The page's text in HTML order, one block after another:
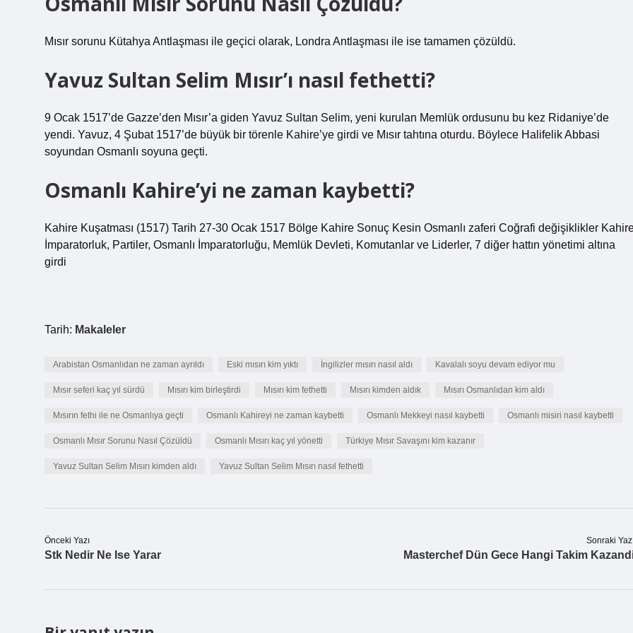
Mısır sorunu Kütahya Antlaşması ile geçici olarak, Londra Antlaşması ile ise tamamen çözüldü.
Yavuz Sultan Selim Mısır’ı nasıl fethetti?
9 Ocak 1517’de Gazze’den Mısır’a giden Yavuz Sultan Selim, yeni kurulan Memlük ordusunu bu kez Ridaniye’de
yendi. Yavuz, 4 Şubat 1517’de büyük bir törenle Kahire’ye girdi ve Mısır tahtına oturdu. Böylece Halifelik Abbasi
soyundan Osmanlı soyuna geçti.
Osmanlı Kahire’yi ne zaman kaybetti?
Kahire Kuşatması (1517) Tarih 27-30 Ocak 1517 Bölge Kahire Sonuç Kesin Osmanlı zaferi Coğrafi değişiklikler
İmparatorluk, Partiler, Osmanlı İmparatorluğu, Memlük Devleti, Komutanlar ve Liderler, 7 diğer hattın yönetimi altına
girdi
Tarih: Makaleler
Arabistan Osmanlıdan ne zaman ayrıldı Eski mısırı kim yıktı İngilizler mısırı nasıl aldı Kavalalı soyu devam ediyor mu
Mısır seferi kaç yıl sürdü Mısırı kim birleştirdi Mısırı kim fethetti Mısırı kimden aldık Mısırı Osmanlıdan kim aldı
Mısırın fethi ile ne Osmanlıya geçti Osmanlı Kahireyi ne zaman kaybetti Osmanlı Mekkeyi nasıl kaybetti Osmanlı misiri nasıl kaybetti
Osmanlı Mısır Sorunu Nasıl Çözüldü Osmanlı Mısırı kaç yıl yönetti Türkiye Mısır Savaşını kim kazanır
Yavuz Sultan Selim Mısırı kimden aldı Yavuz Sultan Selim Mısırı nasıl fethetti
Önceki Yazı
Stk Nedir Ne Ise Yarar
Sonraki
Masterchef Dün Gece Hangi Takim